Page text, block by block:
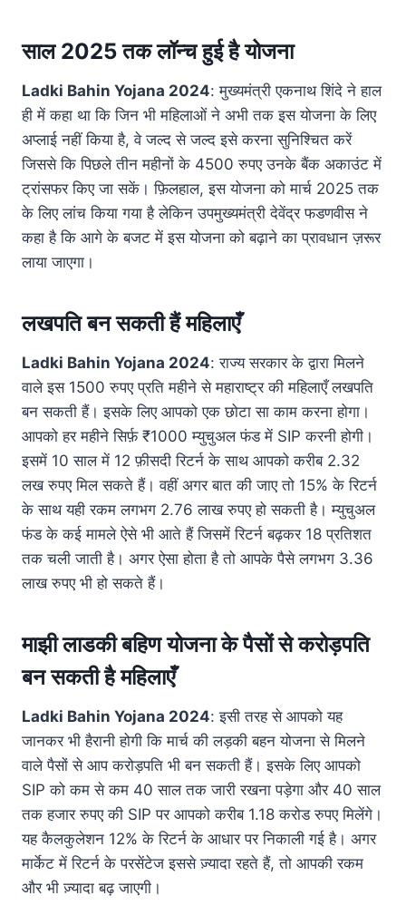
साल 2025 तक लॉन्च हुई है योजना
Ladki Bahin Yojana 2024: मुख्यमंत्री एकनाथ शिंदे ने हाल
ही में कहा था कि जिन भी महिलाओं ने अभी तक इस योजना के लिए
अप्लाई नहीं किया है, वे जल्द से जल्द इसे करना सुनिश्चित करें
जिससे कि पिछले तीन महीनों के 4500 रुपए उनके बैंक अकाउंट में
ट्रांसफर किए जा सकें। फ़िलहाल, इस योजना को मार्च 2025 तक
के लिए लांच किया गया है लेकिन उपमुख्यमंत्री देवेंद्र फडणवीस ने
कहा है कि आगे के बजट में इस योजना को बढ़ाने का प्रावधान ज़रूर
लाया जाएगा।
लखपति बन सकती हैं महिलाएँ
Ladki Bahin Yojana 2024: राज्य सरकार के द्वारा मिलने
वाले इस 1500 रुपए प्रति महीने से महाराष्ट्र की महिलाएँ लखपति
बन सकती हैं। इसके लिए आपको एक छोटा सा काम करना होगा।
आपको हर महीने सिर्फ़ ₹1000 म्युचुअल फंड में SIP करनी होगी।
इसमें 10 साल में 12 फ़ीसदी रिटर्न के साथ आपको करीब 2.32
लख रुपए मिल सकते हैं। वहीं अगर बात की जाए तो 15% के रिटर्न
के साथ यही रकम लगभग 2.76 लाख रुपए हो सकती है। म्युचुअल
फंड के कई मामले ऐसे भी आते हैं जिसमें रिटर्न बढ़कर 18 प्रतिशत
तक चली जाती है। अगर ऐसा होता है तो आपके पैसे लगभग 3.36
लाख रुपए भी हो सकते हैं।
माझी लाडकी बहिण योजना के पैसों से करोड़पति
बन सकती है महिलाएँ
Ladki Bahin Yojana 2024: इसी तरह से आपको यह
जानकर भी हैरानी होगी कि मार्च की लड़की बहन योजना से मिलने
वाले पैसों से आप करोड़पति भी बन सकती हैं। इसके लिए आपको
SIP को कम से कम 40 साल तक जारी रखना पड़ेगा और 40 साल
तक हजार रुपए की SIP पर आपको करीब 1.18 करोड रुपए मिलेंगे।
यह कैलकुलेशन 12% के रिटर्न के आधार पर निकाली गई है। अगर
मार्केट में रिटर्न के परसेंटेज इससे ज़्यादा रहते हैं, तो आपकी रकम
और भी ज़्यादा बढ़ जाएगी।